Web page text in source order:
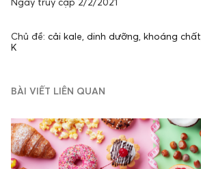
Chủ đề: cải kale dinh dưỡng khoáng chất
K
BÀI VIẾT LIÊN QUAN